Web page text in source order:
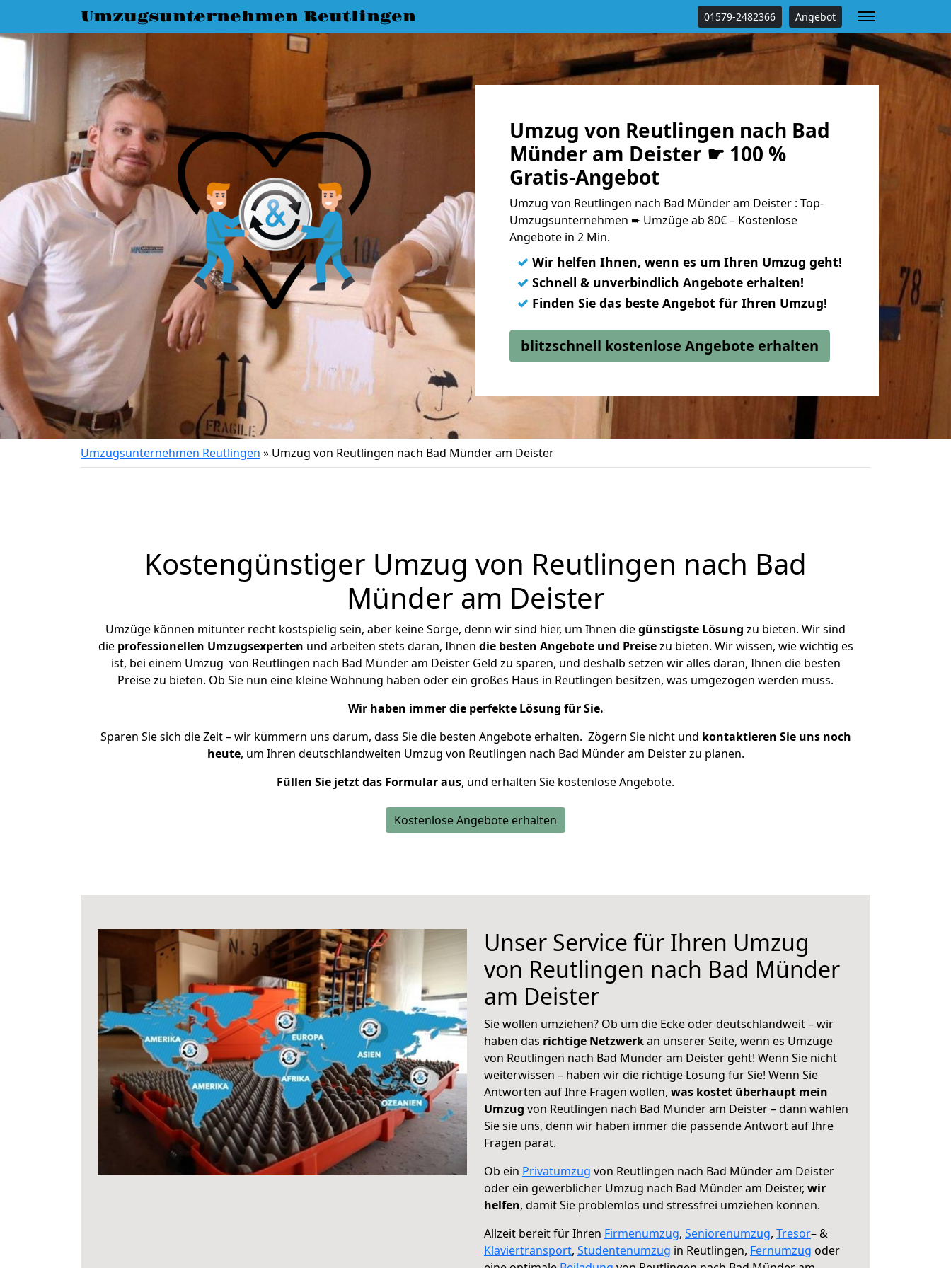
Umzugsunternehmen Reutlingen 01579-2482366 Angebot
Umzug von Reutlingen nach Bad
Münder am Deister ☛ 100 %
Gratis-Angebot
Umzug von Reutlingen nach Bad Münder am Deister : Top-
Umzugsunternehmen ➨ Umzüge ab 80€ – Kostenlose
Angebote in 2 Min.
✓ Wir helfen Ihnen, wenn es um Ihren Umzug geht!
✓ Schnell & unverbindlich Angebote erhalten!
✓ Finden Sie das beste Angebot für Ihren Umzug!
blitzschnell kostenlose Angebote erhalten
Umzugsunternehmen Reutlingen » Umzug von Reutlingen nach Bad Münder am Deister
Kostengünstiger Umzug von Reutlingen nach Bad
Münder am Deister
Umzüge können mitunter recht kostspielig sein, aber keine Sorge, denn wir sind hier, um Ihnen diegünstigste Lösung zu bieten. Wir sind
die professionellen Umzugsexperten und arbeiten stets daran, Ihnen die besten Angebote und Preisezu bieten. Wir wissen, wie wichtig es
ist, bei einem Umzug von Reutlingen nach Bad Münder am Deister Geld zu sparen, und deshalb setzen wir alles daran, Ihnen die besten
Preise zu bieten. Ob Sie nun eine kleine Wohnung haben oder ein großes Haus in Reutlingen besitzen, was umgezogen werden muss.
Wir haben immer die perfekte Lösung für Sie.
Sparen Sie sich die Zeit – wir kümmern uns darum, dass Sie die besten Angebote erhalten. Zögern Sie nicht und kontaktieren Sie uns noch
heute, um Ihren deutschlandweiten Umzug von Reutlingen nach Bad Münder am Deister zu planen.
Füllen Sie jetzt das Formular aus, und erhalten Sie kostenlose Angebote.
Kostenlose Angebote erhalten
Unser Service für Ihren Umzug
von Reutlingen nach Bad Münder
am Deister
Sie wollen umziehen? Ob um die Ecke oder deutschlandweit – wir
haben das richtige Netzwerkan unserer Seite, wenn es Umzüge
von Reutlingen nach Bad Münder am Deister geht! Wenn Sie nicht
weiterwissen – haben wir die richtige Lösung für Sie! Wenn Sie
Antworten auf Ihre Fragen wollen, was kostet überhaupt mein
Umzug von Reutlingen nach Bad Münder am Deister – dann wählen
Sie sie uns, denn wir haben immer die passende Antwort auf Ihre
Fragen parat.
Ob ein Privatumzug von Reutlingen nach Bad Münder am Deister
oder ein gewerblicher Umzug nach Bad Münder am Deister, wir
helfen, damit Sie problemlos und stressfrei umziehen können.
Allzeit bereit für Ihren Firmenumzug, Seniorenumzug, Tresor– &
Klaviertransport, Studentenumzug in Reutlingen, Fernumzug oder